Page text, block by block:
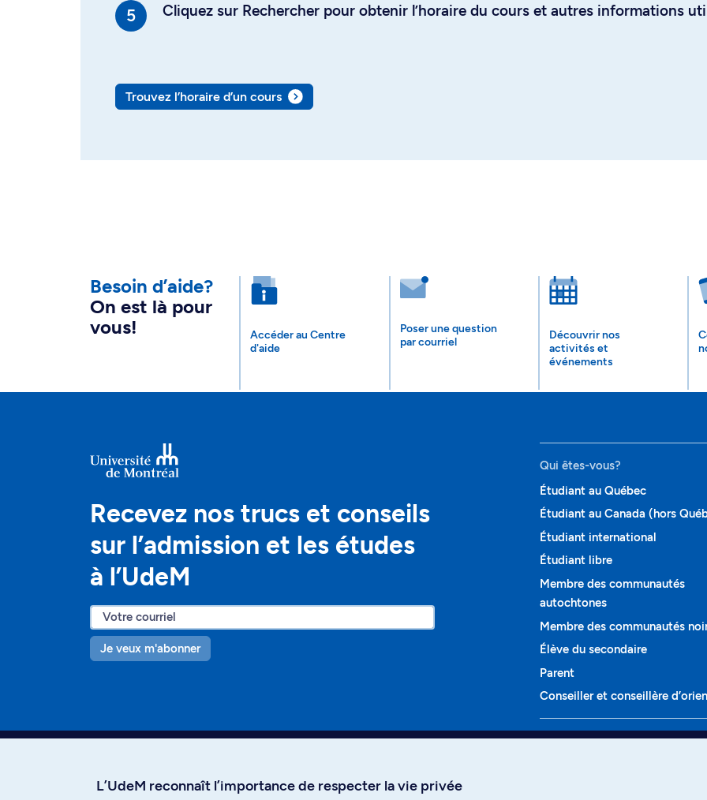
Cliquez sur Rechercher pour obtenir l’horaire du cours et autres informations
Trouvez l’horaire d’un cours
Besoin d’aide?
On est là pour
vous!
Accéder au Centre
d'aide
Poser une question
par courriel
Découvrir nos
activités et
événements
Recevez nos trucs et conseils
sur l’admission et les études
à l’UdeM
Je veux m'abonner
Qui êtes-vous?
Étudiant au Québec
Étudiant au Canada (hors
Étudiant international
Étudiant libre
Membre des communautés
autochtones
Membre des communautés
Élève du secondaire
Parent
Conseiller et conseillère
Programmes et cours
L’UdeM reconnaît l’importance de respecter la vie privée